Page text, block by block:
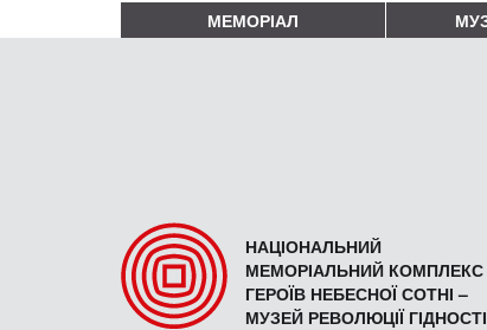
МЕМОРІАЛ
НАЦІОНАЛЬНИЙ
МЕМОРІАЛЬНИЙ КОМПЛЕКС
ГЕРОЇВ НЕБЕСНОЇ СОТНІ –
МУЗЕЙ РЕВОЛЮЦІЇ ГІДНОСТІ